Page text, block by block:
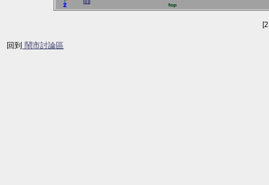
回到 鬧市討論區